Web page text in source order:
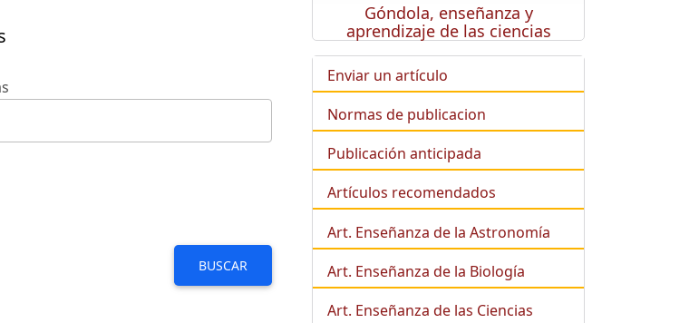
BUSCAR
Góndola, enseñanza y
aprendizaje de las ciencias
Enviar un artículo
Normas de publicacion
Publicación anticipada
Artículos recomendados
Art. Enseñanza de la Astronomía
Art. Enseñanza de la Biología
Art. Enseñanza de las Ciencias